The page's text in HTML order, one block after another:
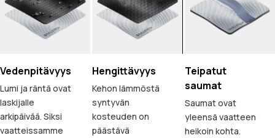
Vedenpitävyys
Lumi ja räntä ovat
laskijalle
arkipäivää. Siksi
vaatteissamme
Hengittävyys
Kehon lämmöstä
syntyvän
kosteuden on
päästävä
Teipatut
saumat
Saumat ovat
yleensä vaatteen
heikoin kohta.